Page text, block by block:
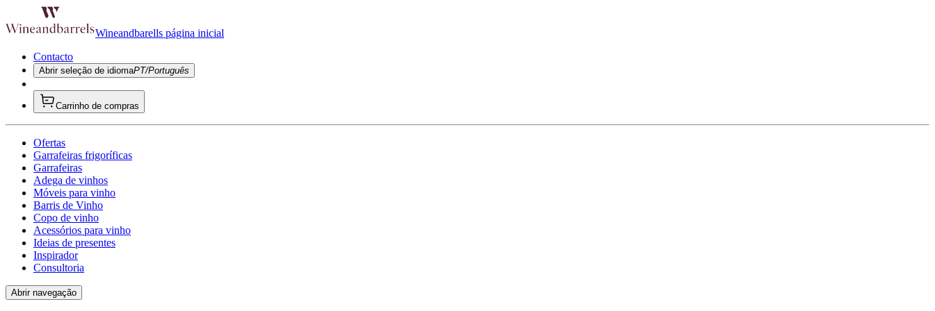
Wineandbarells página inicial
Contacto
Abrir seleção de idiomaPT/Português
Carrinho de compras
Ofertas
Garrafeiras frigoríficas
Garrafeiras
Adega de vinhos
Móveis para vinho
Barris de Vinho
Copo de vinho
Acessórios para vinho
Ideias de presentes
Inspirador
Consultoria
Abrir navegação